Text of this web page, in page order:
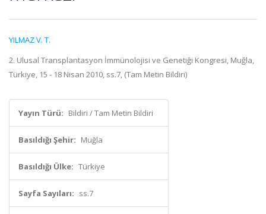
YILMAZ V. T.
2. Ulusal Transplantasyon İmmünolojisi ve Genetiği Kongresi, Muğla,
Türkiye, 15 - 18 Nisan 2010, ss.7, (Tam Metin Bildiri)
Yayın Türü: Bildiri / Tam Metin Bildiri
Basıldığı Şehir: Muğla
Basıldığı Ülke: Türkiye
Sayfa Sayıları: ss.7